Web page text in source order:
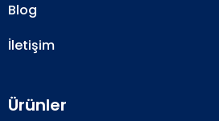
Blog
İletişim
Ürünler